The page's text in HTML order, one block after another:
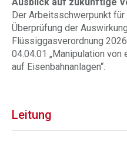
Der Arbeitsschwerpunkt
Überprüfung der
Flüssiggasverordnung
04.04.01 „Manipulation
auf Eisenbahnanlagen“.
Leitung